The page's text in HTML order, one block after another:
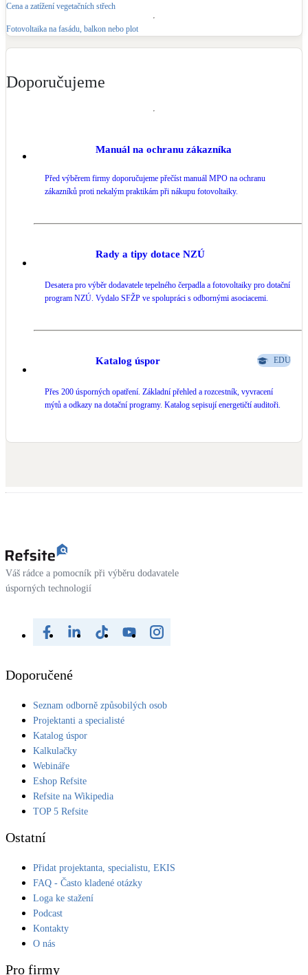
Cena a zatížení vegetačních střech
Fotovoltaika na fasádu, balkon nebo plot
Doporučujeme
Manuál na ochranu zákazníka
Před výběrem firmy doporučujeme přečíst manuál MPO na ochranu
zákazníků proti nekalým praktikám při nákupu fotovoltaiky.
Rady a tipy dotace NZÚ
Desatera pro výběr dodavatele tepelného čerpadla a fotovoltaiky pro dotační
program NZÚ. Vydalo SFŽP ve spolupráci s odbornými asociacemi.
Katalog úspor EDU
Přes 200 úsporných opatření. Základní přehled a rozcestník, vyvracení
mýtů a odkazy na dotační programy. Katalog sepisují energetičtí auditoři.
Váš rádce a pomocník při výběru dodavatele
úsporných technologií
Doporučené
Seznam odborně způsobilých osob
Projektanti a specialisté
Katalog úspor
Kalkulačky
Webináře
Eshop Refsite
Refsite na Wikipedia
TOP 5 Refsite
Ostatní
Přidat projektanta, specialistu, EKIS
FAQ - Často kladené otázky
Loga ke stažení
Podcast
Kontakty
O nás
Pro firmy